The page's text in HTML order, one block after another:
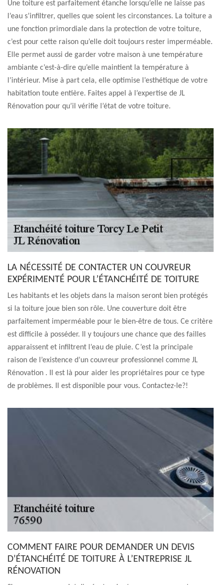
Une toiture est parfaitement étanche lorsqu’elle ne laisse pas
l’eau s’infiltrer, quelles que soient les circonstances. La toiture a
une fonction primordiale dans la protection de votre toiture,
c’est pour cette raison qu’elle doit toujours rester imperméable.
Elle permet aussi de garder votre maison à une température
ambiante c’est-à-dire qu’elle maintient la température à
l’intérieur. Mise à part cela, elle optimise l’esthétique de votre
habitation toute entière. Faites appel à l’expertise de JL
Rénovation pour qu’il vérifie l’état de votre toiture.
LA NÉCESSITÉ DE CONTACTER UN COUVREUR
EXPÉRIMENTÉ POUR L’ÉTANCHÉITÉ DE TOITURE
Les habitants et les objets dans la maison seront bien protégés
si la toiture joue bien son rôle. Une couverture doit être
parfaitement imperméable pour le bien-être de tous. Ce critère
est difficile à posséder. Il y toujours une chance que des failles
apparaissent et infiltrent l’eau de pluie. C’est la principale
raison de l’existence d’un couvreur professionnel comme JL
Rénovation . Il est là pour aider les propriétaires pour ce type
de problèmes. Il est disponible pour vous. Contactez-le?!
COMMENT FAIRE POUR DEMANDER UN DEVIS
D’ÉTANCHÉITÉ DE TOITURE À L’ENTREPRISE JL
RÉNOVATION